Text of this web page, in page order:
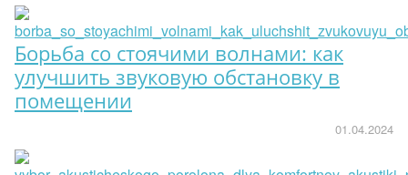
Борьба со стоячими волнами: как
улучшить звуковую обстановку в
помещении
01.04.2024